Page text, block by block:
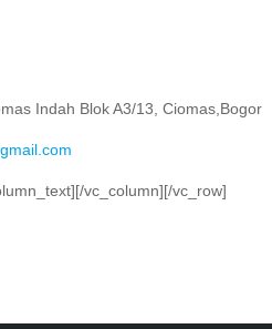
Indah Blok A3/13, Ciomas,Bogor
vc_column][/vc_row]